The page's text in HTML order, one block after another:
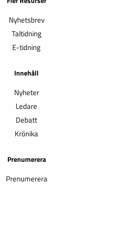
Nyhetsbrev
Taltidning
E-tidning
Innehåll
Nyheter
Ledare
Debatt
Krönika
Prenumerera
Prenumerera